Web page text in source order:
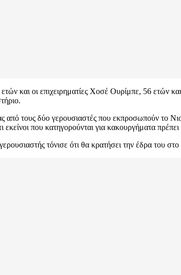
και οι επιχειρηματίες Χοσέ Ουρίμπε, 56 ετών
από τους δύο γερουσιαστές που εκπροσωπούν το
εκείνοι που κατηγορούνται για κακουργήματα
τόνισε ότι θα κρατήσει την έδρα του